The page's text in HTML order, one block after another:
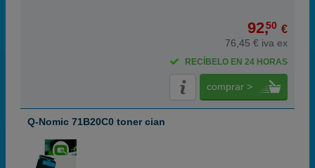
92,50 €
76,45 € iva ex
RECÍBELO EN 24 HORAS
comprar >
Q-Nomic 71B20C0 toner cian